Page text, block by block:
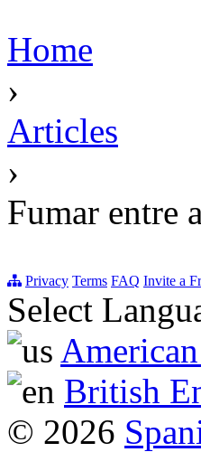
Home
›
Articles
›
Fumar entre
Privacy Terms FAQ Invite a
Select
British
© 2026